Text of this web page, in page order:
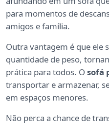
para momentos de
amigos e família.
Outra vantagem é que ele
quantidade de peso,
prática para todos. O sofá
transportar e armazenar,
em espaços menores.
Não perca a chance de